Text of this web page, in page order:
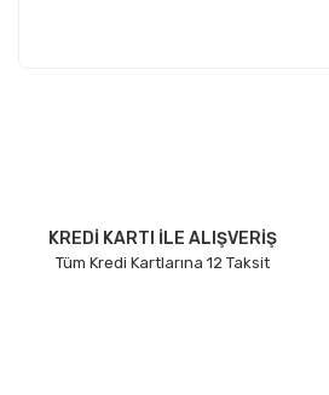
Ürün bilgilerinde hatalar bulunuyor.
Ürün fiyatı diğer sitelerden daha
KREDİ KARTI İLE ALIŞVERİŞ
Tüm Kredi Kartlarına 12 Taksit